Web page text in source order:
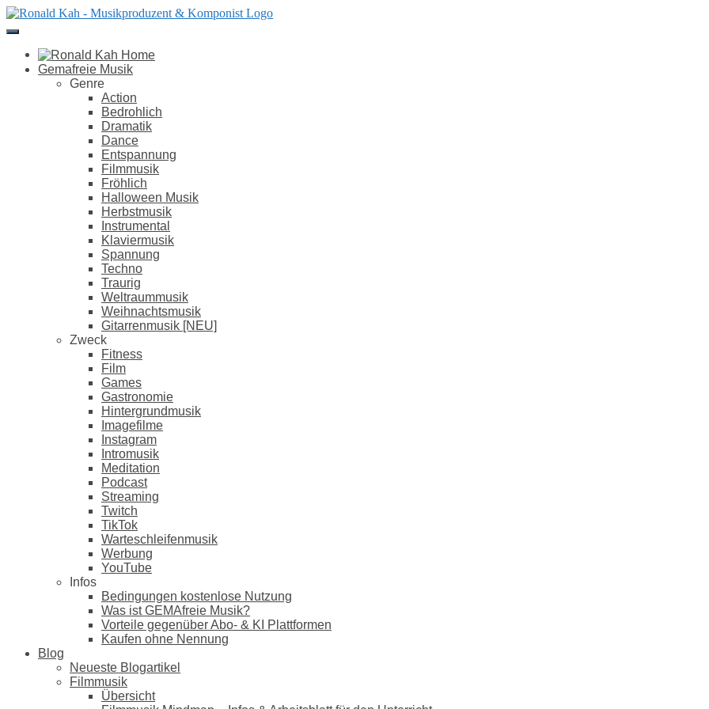
Direkt
zum
Gemafreie Musik
Genre
Action
Bedrohlich
Dramatik
Dance
Entspannung
Filmmusik
Fröhlich
Halloween Musik
Herbstmusik
Instrumental
Klaviermusik
Spannung
Techno
Traurig
Weltraummusik
Weihnachtsmusik
Gitarrenmusik [NEU]
Zweck
Fitness
Film
Games
Gastronomie
Hintergrundmusik
Imagefilme
Instagram
Intromusik
Meditation
Podcast
Streaming
Twitch
TikTok
Warteschleifenmusik
Werbung
YouTube
Infos
Bedingungen kostenlose Nutzung
Was ist GEMAfreie Musik?
Vorteile gegenüber Abo- & KI Plattformen
Kaufen ohne Nennung
Blog
Neueste Blogartikel
Filmmusik
Übersicht